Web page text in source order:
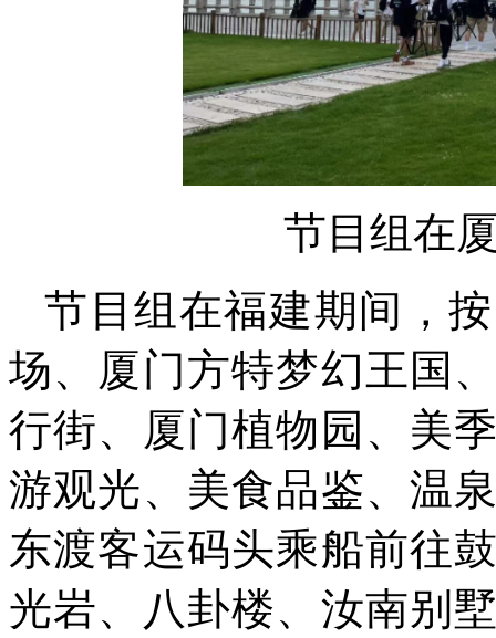
节目组在
节目组在福建期间，
场、厦门方特梦幻王国
行街、厦门植物园、美
游观光、美食品鉴、温
东渡客运码头乘船前往
光岩、八卦楼、汝南别